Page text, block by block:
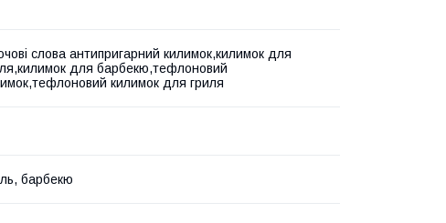
слова антипригарний килимок,килимок для
для барбекю,тефлоновий
килимок для гриля
барбекю